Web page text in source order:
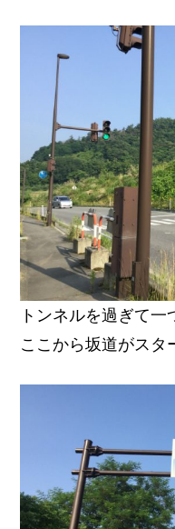
トンネルを過ぎて一
ここから坂道がスタ